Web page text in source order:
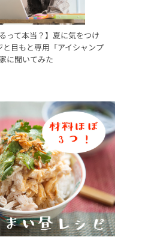
って本当？】夏に気をつけ
と目もと専用「アイシャンプ
に聞いてみた